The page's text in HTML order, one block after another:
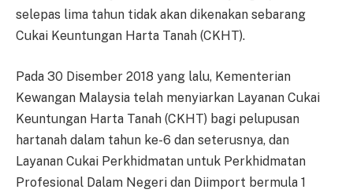
selepas lima tahun tidak akan dikenakan sebarang
Cukai Keuntungan Harta Tanah (CKHT).
Pada 30 Disember 2018 yang lalu, Kementerian
Kewangan Malaysia telah menyiarkan Layanan Cukai
Keuntungan Harta Tanah (CKHT) bagi pelupusan
hartanah dalam tahun ke-6 dan seterusnya, dan
Layanan Cukai Perkhidmatan untuk Perkhidmatan
Profesional Dalam Negeri dan Diimport bermula 1